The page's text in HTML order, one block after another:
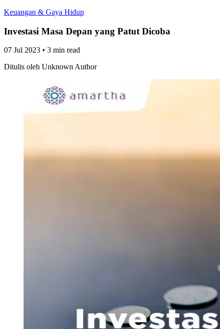
Keuangan & Gaya Hidup
Investasi Masa Depan yang Patut Dicoba
07 Jul 2023 • 3 min read
Ditulis oleh Unknown Author